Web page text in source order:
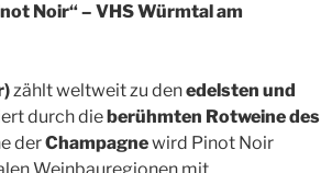
Noir“ – VHS Würmtal am
zählt weltweit zu denedelsten und
durch dieberühmten Rotweine des
derChampagnewird Pinot Noir